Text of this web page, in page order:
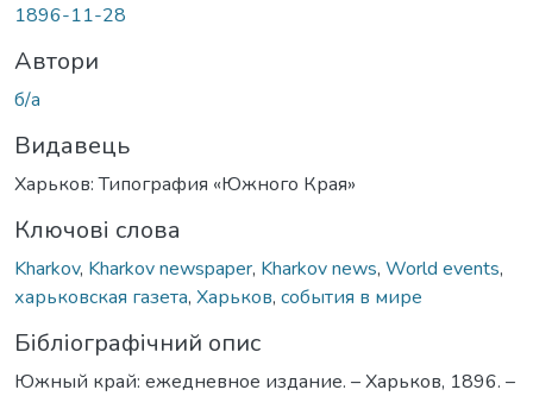
1896-11-28
Автори
б/а
Видавець
Харьков: Типография «Южного Края»
Ключові слова
Kharkov, Kharkov newspaper, Kharkov news, World events,
харьковская газета, Харьков, события в мире
Бібліографічний опис
Южный край: ежедневное издание. – Харьков, 1896. –